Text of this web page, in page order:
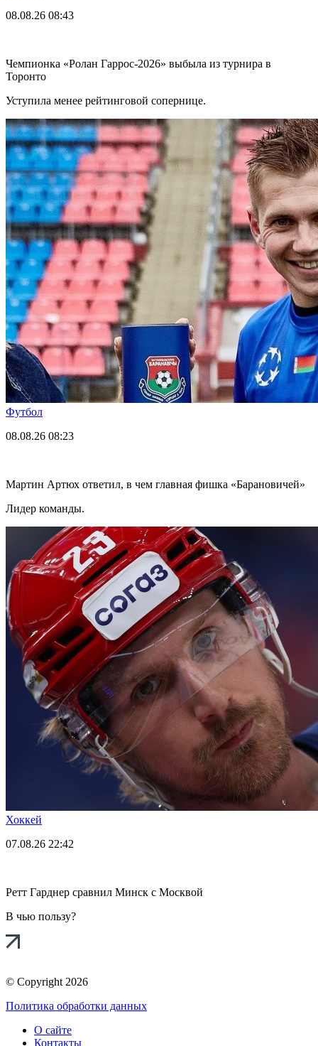
08.08.26 08:43
Чемпионка «Ролан Гаррос-2026» выбыла из турнира в
Торонто
Уступила менее рейтинговой сопернице.
Футбол
08.08.26 08:23
Мартин Артюх ответил, в чем главная фишка «Барановичей»
Лидер команды.
Хоккей
07.08.26 22:42
Ретт Гарднер сравнил Минск с Москвой
В чью пользу?
© Copyright 2026
Политика обработки данных
О сайте
Контакты